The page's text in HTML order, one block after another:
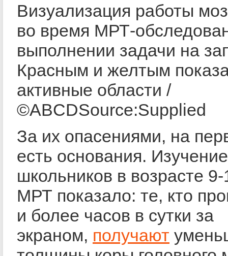
Визуализация работы
во время МРТ-
выполнении задачи на
Красным и желтым
активные области /
©ABCDSource:Supplied
За их опасениями, на
есть основания.
школьников в возрасте
МРТ показало: те, кто
и более часов в сутки за
экраном, получают